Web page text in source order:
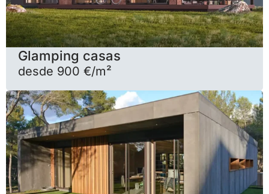
Glamping casas
desde 900 €/m²